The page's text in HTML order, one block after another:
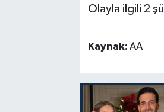
Olayla ilgili 2
Kaynak: AA